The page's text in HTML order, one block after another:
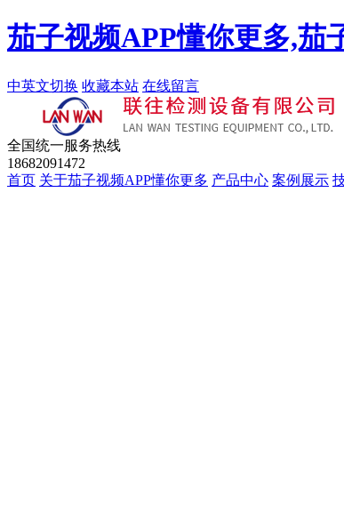
茄子视频APP懂你更多,茄
中英文切换 收藏本站 在线留言
全国统一服务热线
18682091472
首页 关于茄子视频APP懂你更多 产品中心 案例展示